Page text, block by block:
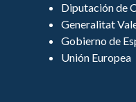
Diputación de
Generalitat
Gobierno de
Unión Europea